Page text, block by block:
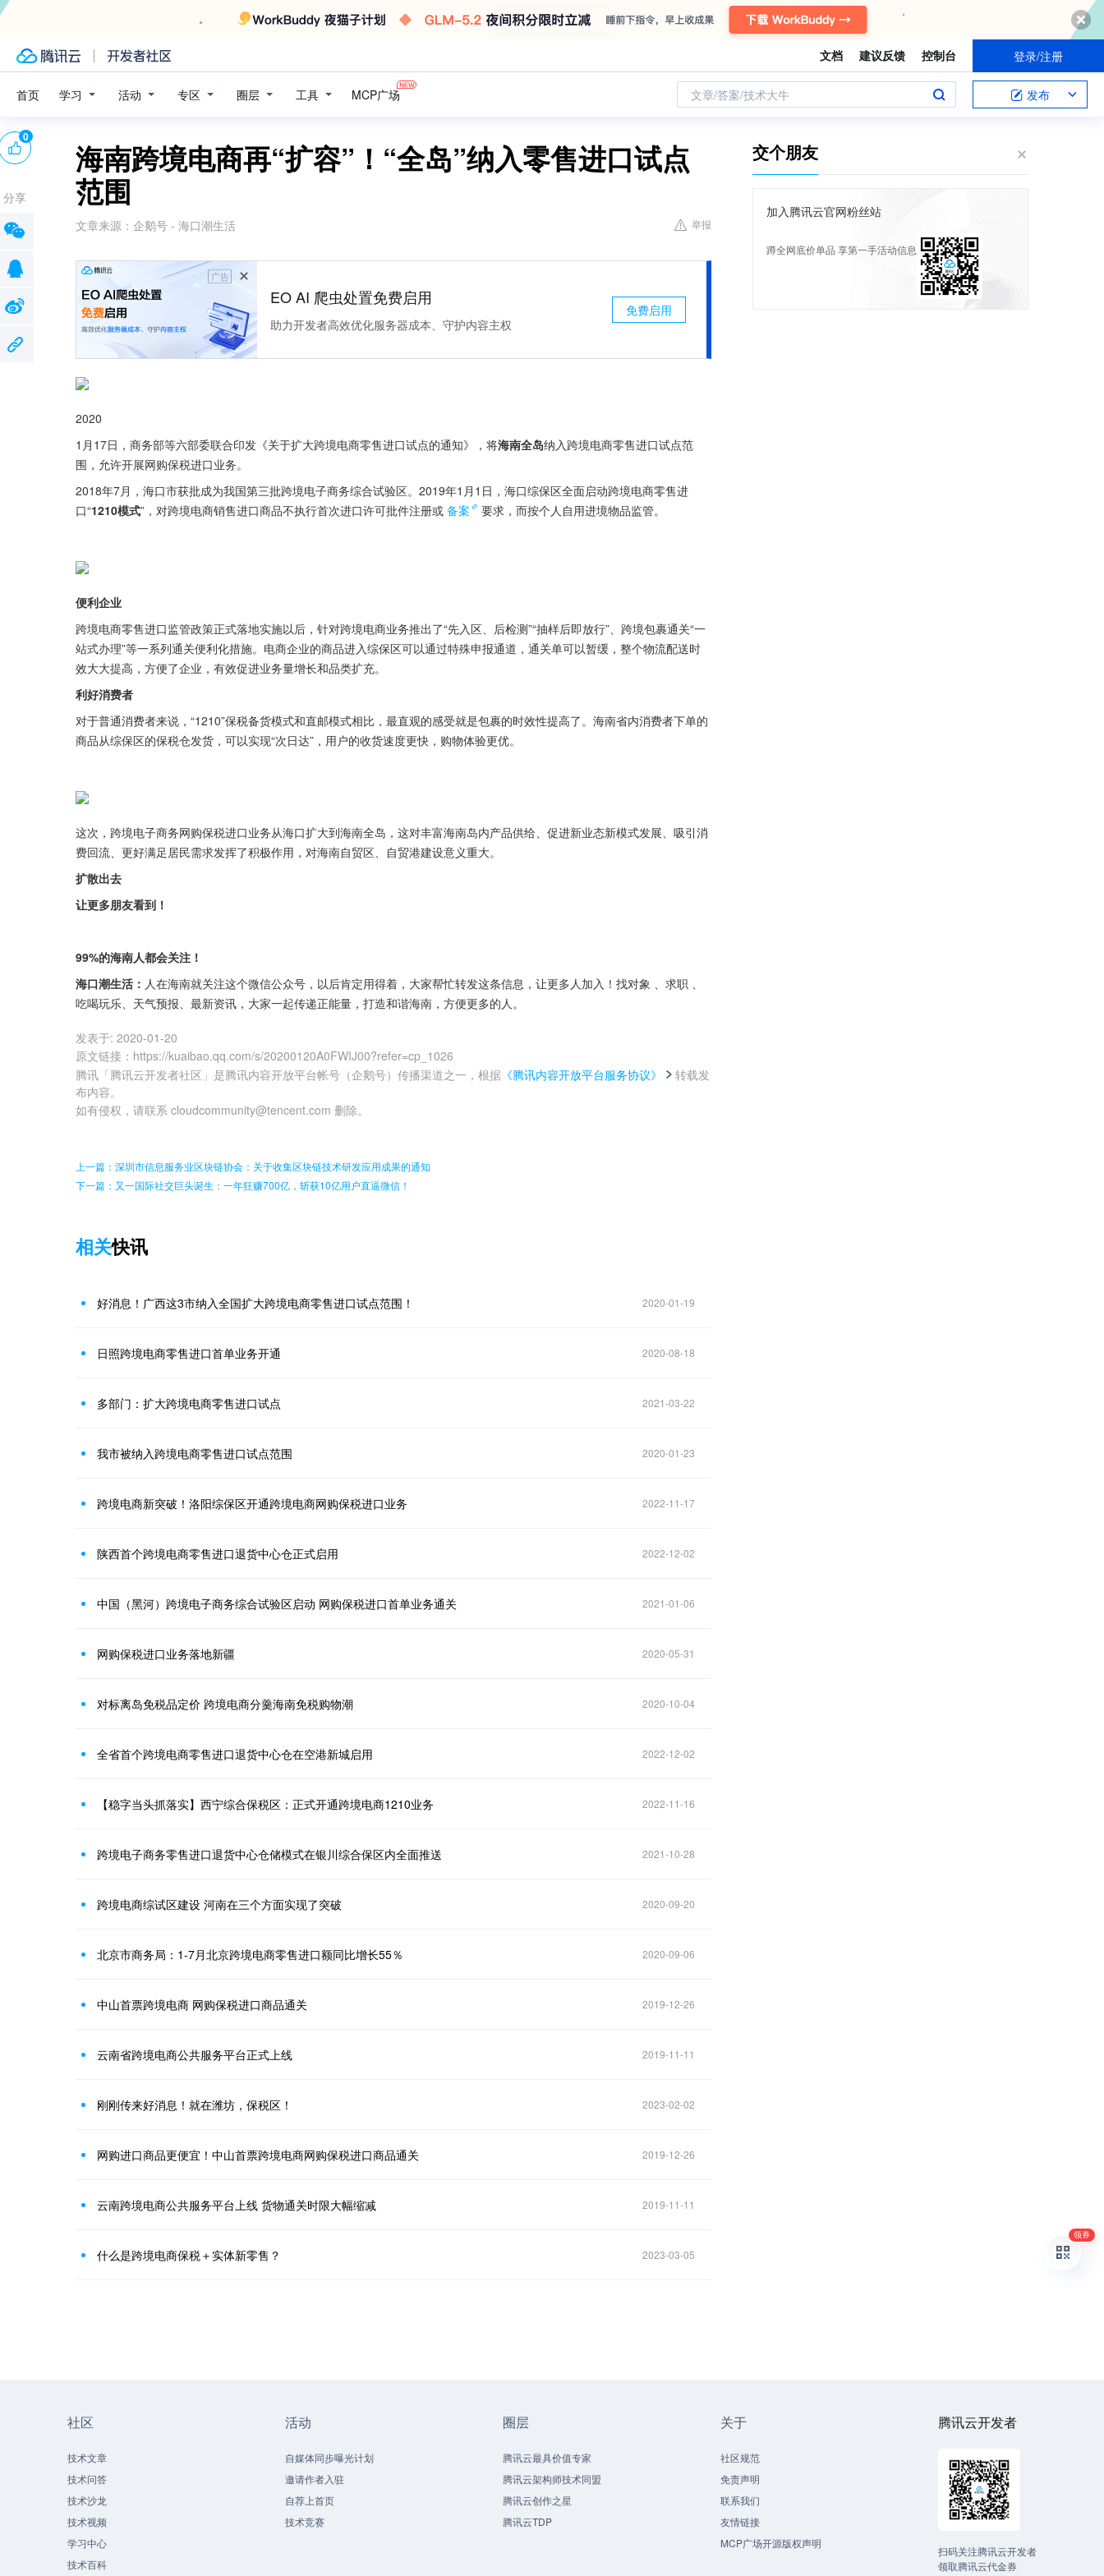
文档 建议反馈 控制台 登录/注册
首页 学习 活动 专区 圈层 工具 MCP广场 文章/答案/技术大牛 发布
海南跨境电商再“扩容”！“全岛”纳入零售进口试点
范围
文章来源： 企鹅号 - 海口潮生活 举报
广告
EO AI 爬虫处置免费启用
助力开发者高效优化服务器成本、守护内容主权
免费启用
2020
1月17日，商务部等六部委联合印发《关于扩大跨境电商零售进口试点的通知》，将海南全岛纳入跨境电商零售进口试点范
围，允许开展网购保税进口业务。
2018年7月，海口市获批成为我国第三批跨境电子商务综合试验区。2019年1月1日，海口综保区全面启动跨境电商零售进
口“1210模式”，对跨境电商销售进口商品不执行首次进口许可批件注册或 备案 要求，而按个人自用进境物品监管。
便利企业
跨境电商零售进口监管政策正式落地实施以后，针对跨境电商业务推出了“先入区、后检测”“抽样后即放行”、跨境包裹通关“一
站式办理”等一系列通关便利化措施。电商企业的商品进入综保区可以通过特殊申报通道，通关单可以暂缓，整个物流配送时
效大大提高，方便了企业，有效促进业务量增长和品类扩充。
利好消费者
对于普通消费者来说，“1210”保税备货模式和直邮模式相比，最直观的感受就是包裹的时效性提高了。海南省内消费者下单的
商品从综保区的保税仓发货，可以实现“次日达”，用户的收货速度更快，购物体验更优。
这次，跨境电子商务网购保税进口业务从海口扩大到海南全岛，这对丰富海南岛内产品供给、促进新业态新模式发展、吸引消
费回流、更好满足居民需求发挥了积极作用，对海南自贸区、自贸港建设意义重大。
扩散出去
让更多朋友看到！
99%的海南人都会关注！
海口潮生活： 人在海南就关注这个微信公众号，以后肯定用得着，大家帮忙转发这条信息，让更多人加入！找对象 、求职 、
吃喝玩乐、天气预报、最新资讯，大家一起传递正能量，打造和谐海南，方便更多的人。
发表于: 2020-01-20
原文链接 ： https://kuaibao.qq.com/s/20200120A0FWIJ00?refer=cp_1026
腾讯「腾讯云开发者社区」是腾讯内容开放平台帐号（企鹅号）传播渠道之一，根据 《腾讯内容开放平台服务协议》
转载发
布内容。
如有侵权，请联系 cloudcommunity@tencent.com 删除。
0
分享
上一篇：深圳市信息服务业区块链协会：关于收集区块链技术研发应用成果的通知
下一篇：又一国际社交巨头诞生：一年狂赚700亿，斩获10亿用户直逼微信！
相关快讯
好消息！广西这3市纳入全国扩大跨境电商零售进口试点范围！ 2020-01-19
日照跨境电商零售进口首单业务开通 2020-08-18
多部门：扩大跨境电商零售进口试点 2021-03-22
我市被纳入跨境电商零售进口试点范围 2020-01-23
跨境电商新突破！洛阳综保区开通跨境电商网购保税进口业务 2022-11-17
陕西首个跨境电商零售进口退货中心仓正式启用 2022-12-02
中国（黑河）跨境电子商务综合试验区启动 网购保税进口首单业务通关 2021-01-06
网购保税进口业务落地新疆 2020-05-31
对标离岛免税品定价 跨境电商分羹海南免税购物潮 2020-10-04
全省首个跨境电商零售进口退货中心仓在空港新城启用 2022-12-02
【稳字当头抓落实】西宁综合保税区：正式开通跨境电商1210业务 2022-11-16
跨境电子商务零售进口退货中心仓储模式在银川综合保区内全面推送 2021-10-28
跨境电商综试区建设 河南在三个方面实现了突破 2020-09-20
北京市商务局：1-7月北京跨境电商零售进口额同比增长55％ 2020-09-06
中山首票跨境电商 网购保税进口商品通关 2019-12-26
云南省跨境电商公共服务平台正式上线 2019-11-11
刚刚传来好消息！就在潍坊，保税区！ 2023-02-02
网购进口商品更便宜！中山首票跨境电商网购保税进口商品通关 2019-12-26
云南跨境电商公共服务平台上线 货物通关时限大幅缩减 2019-11-11
什么是跨境电商保税＋实体新零售？ 2023-03-05
交个朋友
加入腾讯云官网粉丝站
蹲全网底价单品 享第一手活动信息
社区
技术文章
技术问答
技术沙龙
技术视频
学习中心
技术百科
活动
自媒体同步曝光计划
邀请作者入驻
自荐上首页
技术竞赛
圈层
腾讯云最具价值专家
腾讯云架构师技术同盟
腾讯云创作之星
腾讯云TDP
关于
社区规范
免责声明
联系我们
友情链接
MCP广场开源版权声明
腾讯云开发者
扫码关注腾讯云开发者
领取腾讯云代金券
领券